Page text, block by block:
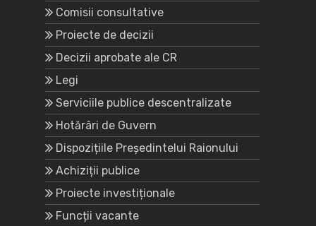
Comisii consultative
Proiecte de decizii
Decizii aprobate ale CR
Legi
Serviciile publice descentralizate
Hotărâri de Guvern
Dispozițiile Președintelui Raionului
Achiziții publice
Proiecte investiționale
Funcții vacante